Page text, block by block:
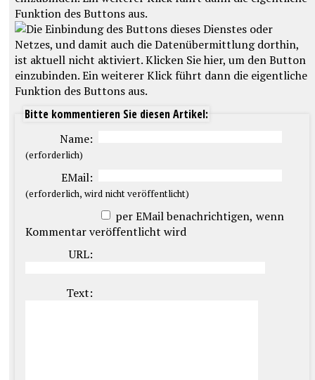
Bitte kommentieren Sie diesen Artikel:
Name:
(erforderlich)
EMail:
(erforderlich, wird nicht veröffentlicht)
per EMail benachrichtigen, wenn
Kommentar veröffentlicht wird
URL:
Text: